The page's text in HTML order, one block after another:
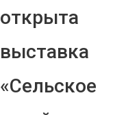
открыта
выставка
«Сельское